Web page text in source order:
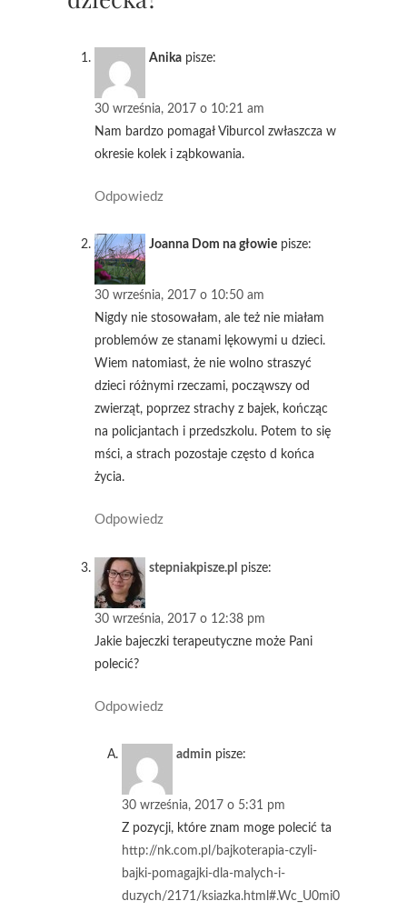
Anika pisze:
30 września, 2017 o 10:21 am
Nam bardzo pomagał Viburcol zwłaszcza w
okresie kolek i ząbkowania.
Odpowiedz
Joanna Dom na głowie pisze:
30 września, 2017 o 10:50 am
Nigdy nie stosowałam, ale też nie miałam
problemów ze stanami lękowymi u dzieci.
Wiem natomiast, że nie wolno straszyć
dzieci różnymi rzeczami, począwszy od
zwierząt, poprzez strachy z bajek, kończąc
na policjantach i przedszkolu. Potem to się
mści, a strach pozostaje często d końca
życia.
Odpowiedz
stepniakpisze.pl pisze:
30 września, 2017 o 12:38 pm
Jakie bajeczki terapeutyczne może Pani
polecić?
Odpowiedz
admin pisze:
30 września, 2017 o 5:31 pm
Z pozycji, które znam moge polecić ta
http://nk.com.pl/bajkoterapia-czyli-
bajki-pomagajki-dla-malych-i-
duzych/2171/ksiazka.html#.Wc_U0mi0